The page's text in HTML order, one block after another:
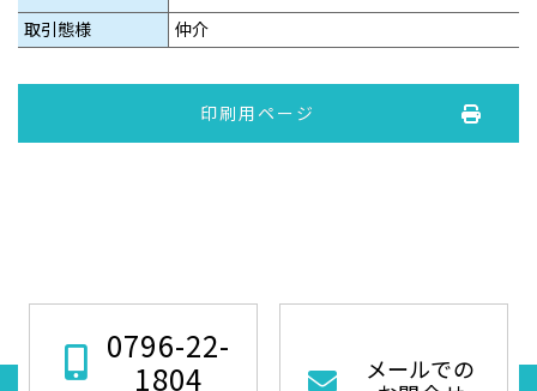
取引態様 仲介
印刷用ページ
0796-22-
1804
メールでの